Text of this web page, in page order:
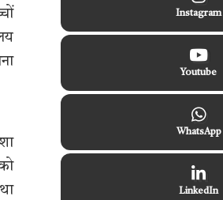
Instagram
Youtube
WhatsApp
LinkedIn